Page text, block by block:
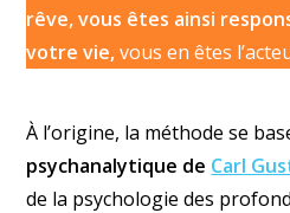
rêve, vous êtes ainsi
votre vie,vous en êtes
À l’origine, la méthode se
psychanalytique de Carl
de la psychologie des